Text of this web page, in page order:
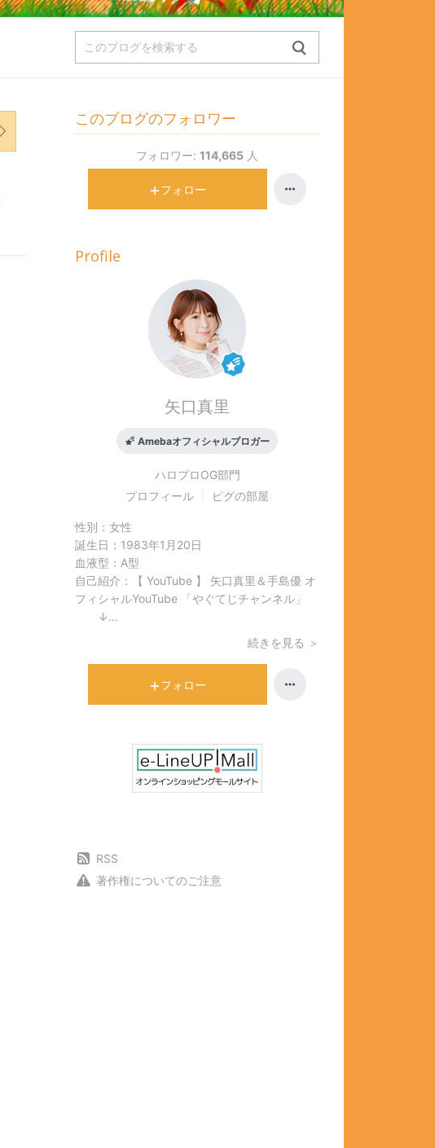
このブログのフォロワー
フォロワー: 114,665 人
フォロー
Profile
矢口真里
Amebaオフィシャルブロガー
ハロプロOG部門
プロフィール
ピグの部屋
性別： 女性
誕生日： 1983年1月20日
血液型： A型
自己紹介：
【 YouTube 】 矢口真里＆手島優 オ
フィシャルYouTube 「やぐてじチャンネル」
↓...
続きを見る ＞
フォロー
RSS
著作権についてのご注意